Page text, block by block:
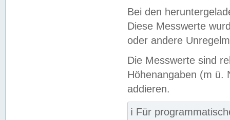
Bei den
Diese Messwerte
oder andere
Die Messwerte sind
Höhenangaben (m ü.
addieren.
ℹ️ Für